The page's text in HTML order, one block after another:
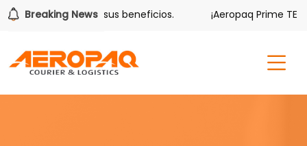
Breaking News
también tiene sus beneficios. ¡Aeropaq Prime TE DA